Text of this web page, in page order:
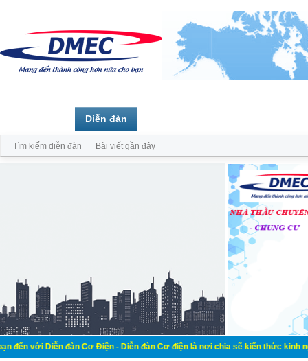
đàn Cơ Điện - Diễn đàn Cơ điện là nơi chia sẽ kiến thức kinh nghiệm
Diễn đàn
Tìm kiếm diễn đàn Bài viết gần đây